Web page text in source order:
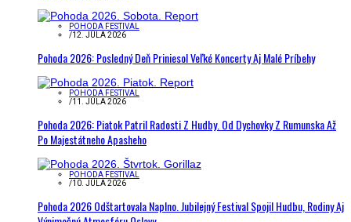
POHODA FESTIVAL
/12. JÚLA 2026
Pohoda 2026: Posledný Deň Priniesol Veľké Koncerty Aj Malé Príbehy
POHODA FESTIVAL
/11. JÚLA 2026
Pohoda 2026: Piatok Patril Radosti Z Hudby. Od Dychovky Z Rumunska Až
Po Majestátneho Apasheho
POHODA FESTIVAL
/10. JÚLA 2026
Pohoda 2026 Odštartovala Naplno. Jubilejný Festival Spojil Hudbu, Rodiny Aj